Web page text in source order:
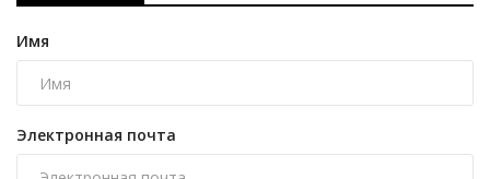
Имя
Электронная почта